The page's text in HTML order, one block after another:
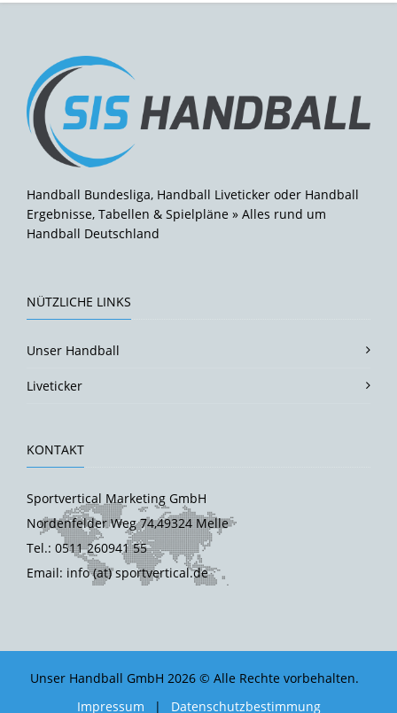
Handball Bundesliga, Handball Liveticker oder Handball
Ergebnisse, Tabellen & Spielpläne » Alles rund um
Handball Deutschland
NÜTZLICHE LINKS
Unser Handball
Liveticker
KONTAKT
Sportvertical Marketing GmbH
Nordenfelder Weg 74,49324 Melle
Tel.: 0511 260941 55
Email: info (at) sportvertical.de
Unser Handball GmbH 2026 © Alle Rechte vorbehalten.
Impressum
| Datenschutzbestimmung